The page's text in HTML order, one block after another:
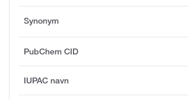
Synonym
PubChem CID
IUPAC navn